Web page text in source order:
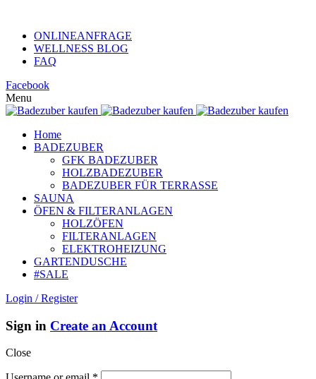
ONLINEANFRAGE
WELLNESS BLOG
FAQ
Facebook
Menu
Home
BADEZUBER
GFK BADEZUBER
HOLZBADEZUBER
BADEZUBER FÜR TERRASSE
SAUNA
ÖFEN & FILTERANLAGEN
HOLZÖFEN
FILTERANLAGEN
ELEKTROHEIZUNG
GARTENDUSCHE
#SALE
Login / Register
Sign in Create an Account
Close